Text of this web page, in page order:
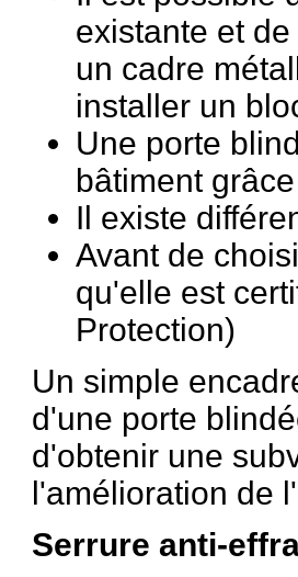
existante et
un cadre
installer un
Une porte
bâtiment
Il existe
Avant de
qu'elle est
Protection)
Un simple
d'une porte
d'obtenir une
l'amélioration de
Serrure anti-